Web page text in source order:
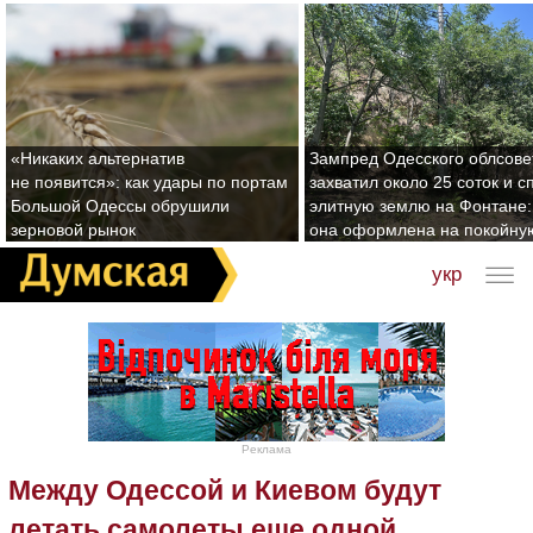
«Никаких альтернатив
не появится»: как удары по портам
Большой Одессы обрушили
зерновой рынок
Зампред Одесского
захватил около 25 соток и
элитную землю на Фонтане:
она оформлена на
укр
Реклама
Между Одессой и Киевом будут